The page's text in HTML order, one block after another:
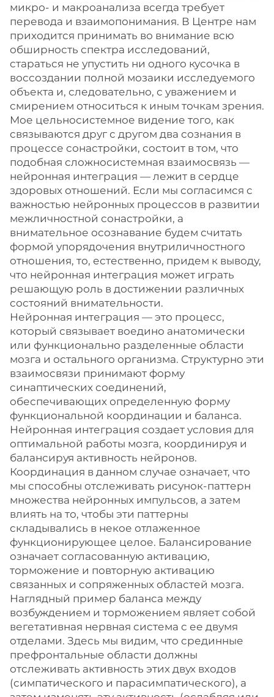
микро- и макроанализа всегда требует
перевода и взаимопонимания. В Центре нам
приходится принимать во внимание всю
обширность спектра исследований,
стараться не упустить ни одного кусочка в
воссоздании полной мозаики исследуемого
объекта и, следовательно, с уважением и
смирением относиться к иным точкам зрения.
Мое цельносистемное видение того, как
связываются друг с другом два сознания в
процессе сонастройки, состоит в том, что
подобная сложносистемная взаимосвязь —
нейронная интеграция — лежит в сердце
здоровых отношений. Если мы согласимся с
важностью нейронных процессов в развитии
межличностной сонастройки, а
внимательное осознавание будем считать
формой упорядочения внутриличностного
отношения, то, естественно, придем к выводу,
что нейронная интеграция может играть
решающую роль в достижении различных
состояний внимательности.
Нейронная интеграция — это процесс,
который связывает воедино анатомически
или функционально разделенные области
мозга и остального организма. Структурно эти
взаимосвязи принимают форму
синаптических соединений,
обеспечивающих определенную форму
функциональной координации и баланса.
Нейронная интеграция создает условия для
оптимальной работы мозга, координируя и
балансируя активность нейронов.
Координация в данном случае означает, что
мы способны отслеживать рисунок-паттерн
множества нейронных импульсов, а затем
влиять на то, чтобы эти паттерны
складывались в некое отлаженное
функционирующее целое. Балансирование
означает согласованную активацию,
торможение и повторную активацию
связанных и сопряженных областей мозга.
Наглядный пример баланса между
возбуждением и торможением являет собой
вегетативная нервная система с ее двумя
отделами. Здесь мы видим, что срединные
префронтальные области должны
отслеживать активность этих двух входов
(симпатического и парасимпатического), а